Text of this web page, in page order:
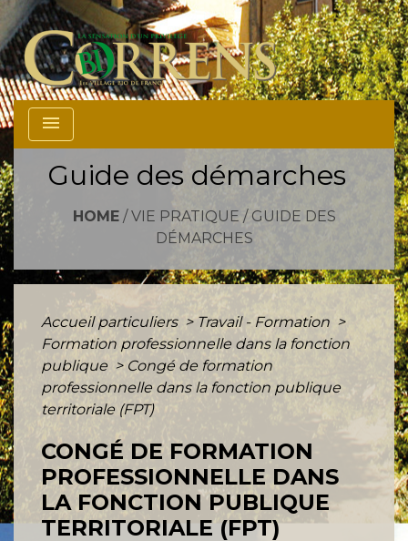
menu
Guide des démarches
HOME/ VIE PRATIQUE / GUIDE DES
DÉMARCHES
Accueil particuliers > Travail - Formation >
Formation professionnelle dans la fonction
publique > Congé de formation
professionnelle dans la fonction publique
territoriale (FPT)
CONGÉ DE FORMATION
PROFESSIONNELLE DANS
LA FONCTION PUBLIQUE
TERRITORIALE (FPT)